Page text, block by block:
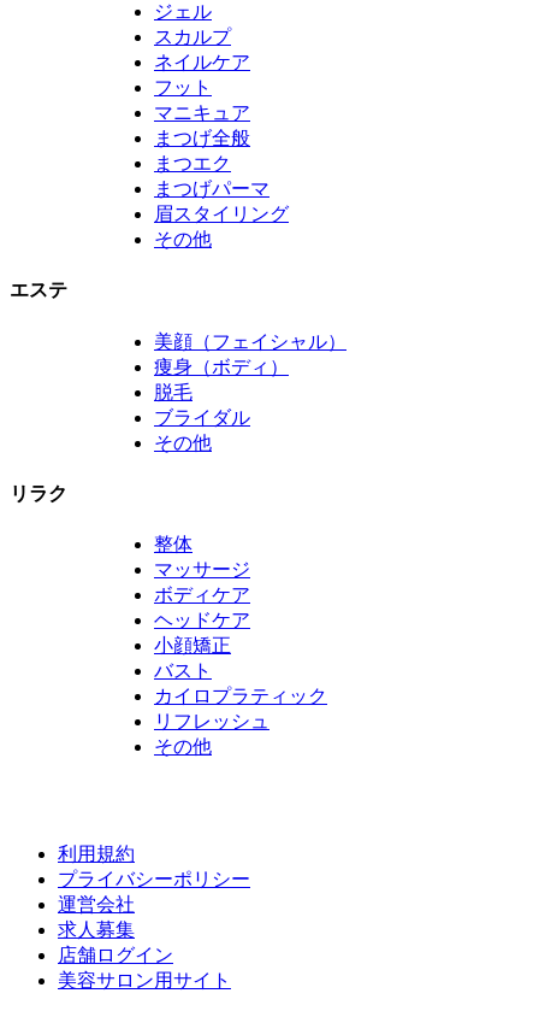
ジェル
スカルプ
ネイルケア
フット
マニキュア
まつげ全般
まつエク
まつげパーマ
眉スタイリング
その他
エステ
美顔（フェイシャル）
痩身（ボディ）
脱毛
ブライダル
その他
リラク
整体
マッサージ
ボディケア
ヘッドケア
小顔矯正
バスト
カイロプラティック
リフレッシュ
その他
利用規約
プライバシーポリシー
運営会社
求人募集
店舗ログイン
美容サロン用サイト